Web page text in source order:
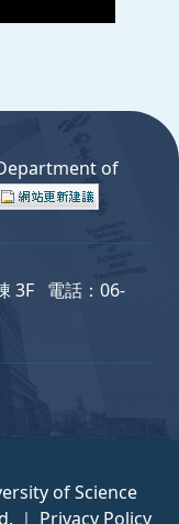
of
3F 電話：06-
of Science
｜ Privacy Policy